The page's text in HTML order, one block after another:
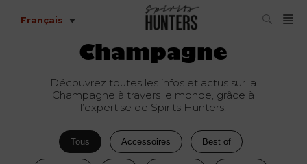
Français
Champagne
Découvrez toutes les infos et actus sur la
Champagne à travers le monde, grâce à
l’expertise de Spirits Hunters.
Tous Accessoires Best of